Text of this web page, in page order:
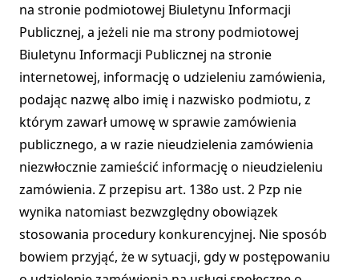
na stronie podmiotowej Biuletynu Informacji
Publicznej, a jeżeli nie ma strony podmiotowej
Biuletynu Informacji Publicznej na stronie
internetowej, informację o udzieleniu zamówienia,
podając nazwę albo imię i nazwisko podmiotu, z
którym zawarł umowę w sprawie zamówienia
publicznego, a w razie nieudzielenia zamówienia
niezwłocznie zamieścić informację o nieudzieleniu
zamówienia. Z przepisu art. 138o ust. 2 Pzp nie
wynika natomiast bezwzględny obowiązek
stosowania procedury konkurencyjnej. Nie sposób
bowiem przyjąć, że w sytuacji, gdy w postępowaniu